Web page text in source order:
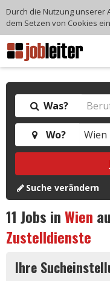
Was?
Wo?
Suche verändern
11 Jobs inWien
Zustelldienste
Ihre
Durch die Nutzung unserer
dem Setzen von Cookies